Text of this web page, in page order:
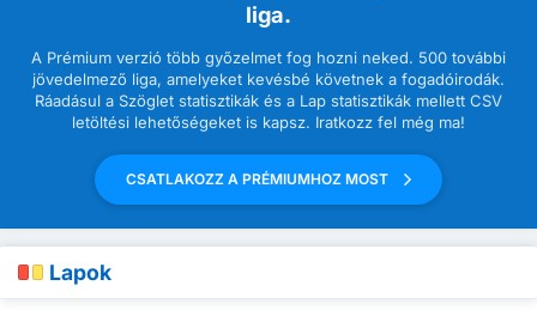
liga.
A Prémium verzió több győzelmet fog hozni neked. 500 további
jövedelmező liga, amelyeket kevésbé követnek a fogadóirodák.
Ráadásul a Szöglet statisztikák és a Lap statisztikák mellett CSV
letöltési lehetőségeket is kapsz. Iratkozz fel még ma!
CSATLAKOZZ A PRÉMIUMHOZ MOST
Lapok